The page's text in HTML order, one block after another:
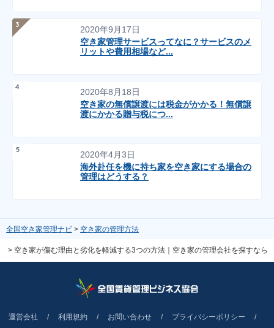
2020年9月17日
空き家管理サービスってなに？サービスのメ
リットや費用相場など...
2020年8月18日
空き家の無償譲渡には税金がかかる！無償譲
渡にかかる贈与税につ...
2020年4月3日
海外赴任を機に持ち家を空き家にする場合の
管理はどうする？
全国空き家管理ナビ 空き家の管理方法
空き家が傷む理由と劣化を軽減する3つの方法｜空き家の管理会社を探すなら
運営会社 利用規約 お問い合わせ
プライバシーポリシー